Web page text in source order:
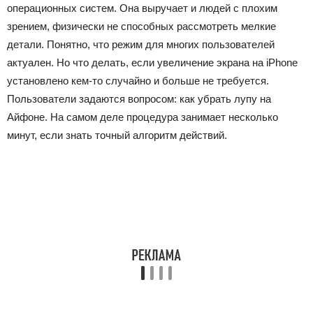
операционных систем. Она выручает и людей с плохим
зрением, физически не способных рассмотреть мелкие
детали. Понятно, что режим для многих пользователей
актуален. Но что делать, если увеличение экрана на iPhone
установлено кем-то случайно и больше не требуется.
Пользователи задаются вопросом: как убрать лупу на
Айфоне. На самом деле процедура занимает несколько
минут, если знать точный алгоритм действий.